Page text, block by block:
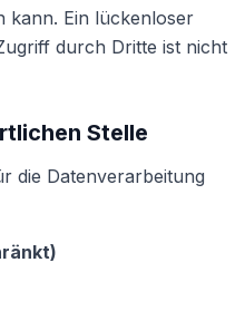
kann. Ein lückenloser
durch Dritte ist nicht
Stelle
die Datenverarbeitung